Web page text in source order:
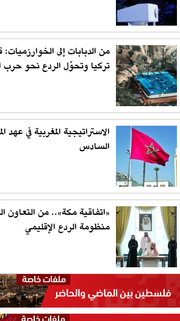
من الدبابات إلى الخوارزميات:
تركيا وتحوّل الردع نحو حرب
الاستراتيجية المغربية في عهد
السادس
«اتفاقية مكة».. من التعاون
منظومة الردع الإقليمي